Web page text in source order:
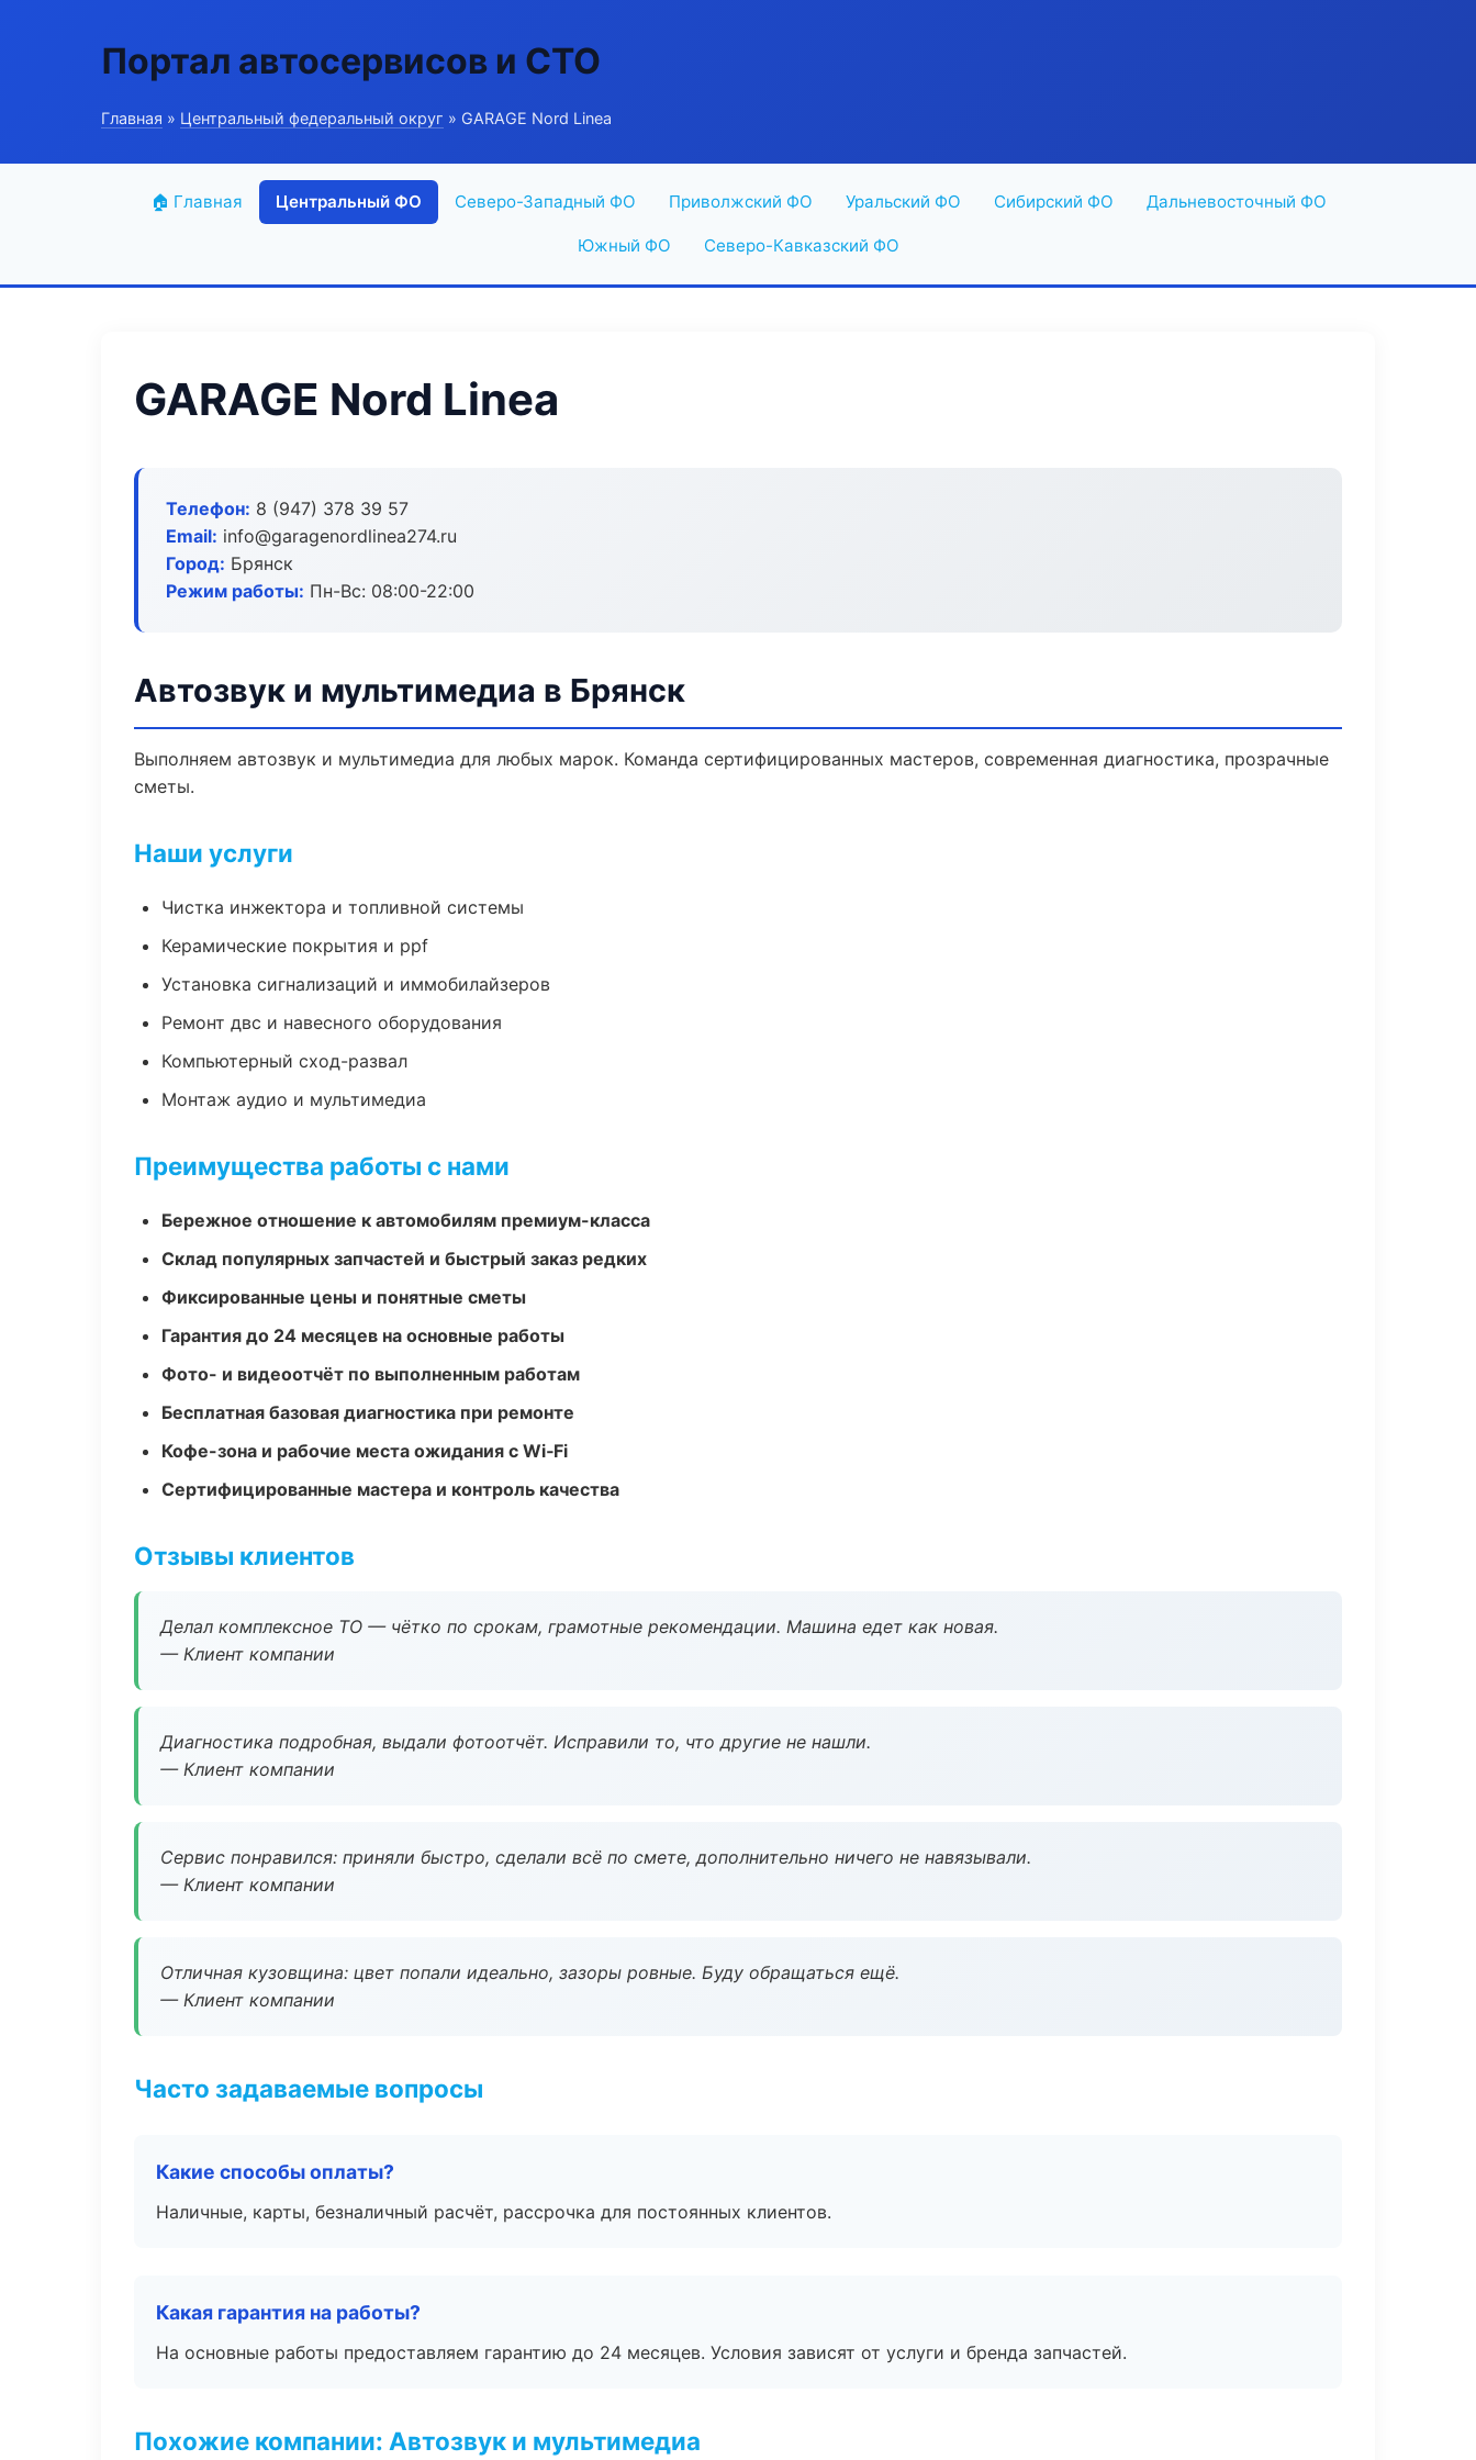
Портал автосервисов и СТО
Главная » Центральный федеральный округ » GARAGE Nord Linea
🏠 Главная Центральный ФО Северо-Западный ФО Приволжский ФО Уральский ФО Сибирский ФО Дальневосточный ФО
Южный ФО Северо-Кавказский ФО
GARAGE Nord Linea
Телефон: 8 (947) 378 39 57
Email: info@garagenordlinea274.ru
Город: Брянск
Режим работы: Пн-Вс: 08:00-22:00
Автозвук и мультимедиа в Брянск
Выполняем автозвук и мультимедиа для любых марок. Команда сертифицированных мастеров, современная диагностика, прозрачные
сметы.
Наши услуги
Чистка инжектора и топливной системы
Керамические покрытия и ppf
Установка сигнализаций и иммобилайзеров
Ремонт двс и навесного оборудования
Компьютерный сход-развал
Монтаж аудио и мультимедиа
Преимущества работы с нами
Бережное отношение к автомобилям премиум-класса
Склад популярных запчастей и быстрый заказ редких
Фиксированные цены и понятные сметы
Гарантия до 24 месяцев на основные работы
Фото- и видеоотчёт по выполненным работам
Бесплатная базовая диагностика при ремонте
Кофе-зона и рабочие места ожидания с Wi‑Fi
Сертифицированные мастера и контроль качества
Отзывы клиентов
Делал комплексное ТО — чётко по срокам, грамотные рекомендации. Машина едет как новая.
— Клиент компании
Диагностика подробная, выдали фотоотчёт. Исправили то, что другие не нашли.
— Клиент компании
Сервис понравился: приняли быстро, сделали всё по смете, дополнительно ничего не навязывали.
— Клиент компании
Отличная кузовщина: цвет попали идеально, зазоры ровные. Буду обращаться ещё.
— Клиент компании
Часто задаваемые вопросы
Какие способы оплаты?
Наличные, карты, безналичный расчёт, рассрочка для постоянных клиентов.
Какая гарантия на работы?
На основные работы предоставляем гарантию до 24 месяцев. Условия зависят от услуги и бренда запчастей.
Похожие компании: Автозвук и мультимедиа